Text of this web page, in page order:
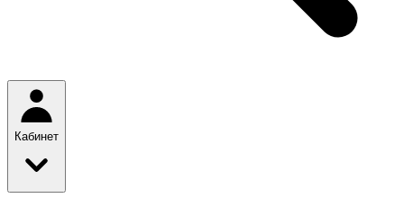
Кабинет